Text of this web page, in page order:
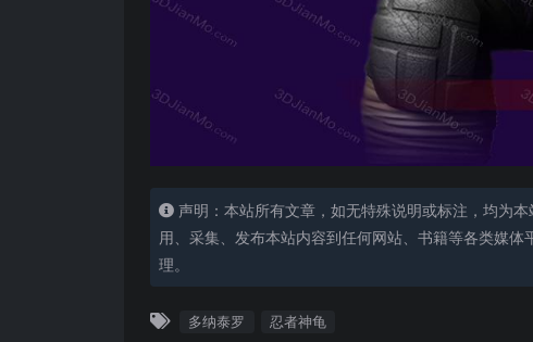
声明：本站所有文章，如无特殊说明或标注，均为
用、采集、发布本站内容到任何网站、书籍等各类媒
理。
多纳泰罗 忍者神龟